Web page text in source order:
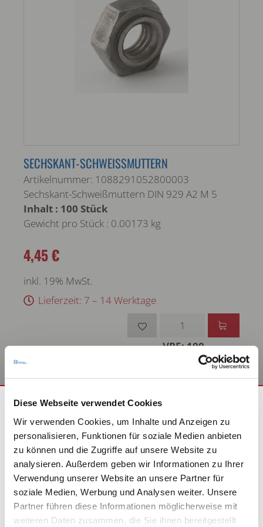
Diese Webseite verwendet Cookies
Wir verwenden Cookies, um Inhalte und Anzeigen zu
personalisieren, Funktionen für soziale Medien anbieten
zu können und die Zugriffe auf unsere Website zu
analysieren. Außerdem geben wir Informationen zu Ihrer
Verwendung unserer Website an unsere Partner für
soziale Medien, Werbung und Analysen weiter. Unsere
Partner führen diese Informationen möglicherweise mit
weiteren Daten zusammen, die Sie ihnen bereitgestellt
BITTE WÄHLEN SIE EINE
KUNDENGRUPPE AUS:
SECHSKANT-SCHWEISSMUTTERN
Artikelnummer: 1088291052800003
Sechskant-Schweißmuttern DIN 929 A2 M 5
Inhalt : 100 Stück
Gewicht pro Stück : 0.00173 kg
4,45 €
inkl. 19% MwSt.
Lieferzeit: 7 – 14 Werktage
VPE: 100